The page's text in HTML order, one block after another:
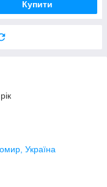
Купити
Україна